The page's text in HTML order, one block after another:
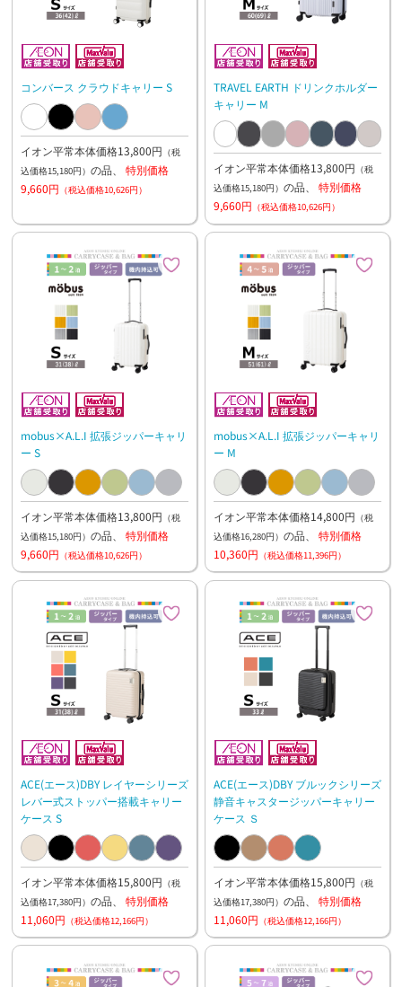
コンバース クラウドキャリー S
イオン平常本体価格13,800円 （税
込価格15,180円） の品、 特別価格
9,660円 （税込価格10,626円）
TRAVEL EARTH ドリンクホルダー
キャリー M
イオン平常本体価格13,800円 （税
込価格15,180円） の品、 特別価格
9,660円 （税込価格10,626円）
mobus×A.L.I 拡張ジッパーキャリ
ー S
イオン平常本体価格13,800円 （税
込価格15,180円） の品、 特別価格
9,660円 （税込価格10,626円）
mobus×A.L.I 拡張ジッパーキャリ
ー M
イオン平常本体価格14,800円 （税
込価格16,280円） の品、 特別価格
10,360円 （税込価格11,396円）
ACE(エース)DBY レイヤーシリーズ
レバー式ストッパー搭載キャリー
ケース S
イオン平常本体価格15,800円 （税
込価格17,380円） の品、 特別価格
11,060円 （税込価格12,166円）
ACE(エース)DBY ブルックシリーズ
静音キャスタージッパーキャリー
ケース Ｓ
イオン平常本体価格15,800円 （税
込価格17,380円） の品、 特別価格
11,060円 （税込価格12,166円）